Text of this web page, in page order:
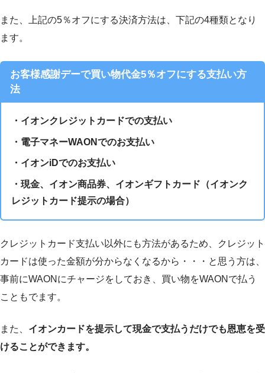
また、上記の5％オフにする決済方法は、下記の4種類となり
ます。
お客様感謝デーで買い物代金5％オフにする支払い方
法
・イオンクレジットカードでの支払い
・電子マネーWAONでのお支払い
・イオンiDでのお支払い
・現金、イオン商品券、イオンギフトカード（イオンク
レジットカード提示の場合）
クレジットカード支払い以外にも方法があるため、クレジット
カードは使った金額が分からなくなるから・・・と思う方は、
事前にWAONにチャージをしておき、買い物をWAONで払う
こともでます。
また、 イオンカードを提示して現金で支払うだけでも恩恵を受
けることができます。